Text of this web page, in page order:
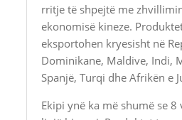
rritje të shpejtë me
ekonomisë kineze.
eksportohen kryesisht në
Dominikane, Maldive, Indi,
Spanjë, Turqi dhe Afrikën e
Ekipi ynë ka më shumë se